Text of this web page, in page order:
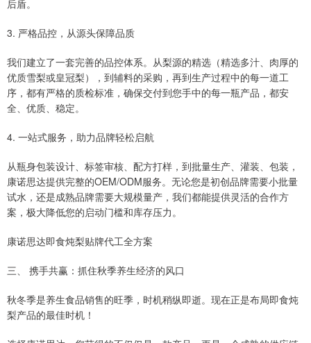
后盾。
3. 严格品控，从源头保障品质
我们建立了一套完善的品控体系。从梨源的精选（精选多汁、肉厚的
优质雪梨或皇冠梨），到辅料的采购，再到生产过程中的每一道工
序，都有严格的质检标准，确保交付到您手中的每一瓶产品，都安
全、优质、稳定。
4. 一站式服务，助力品牌轻松启航
从瓶身包装设计、标签审核、配方打样，到批量生产、灌装、包装，
康诺思达提供完整的OEM/ODM服务。无论您是初创品牌需要小批量
试水，还是成熟品牌需要大规模量产，我们都能提供灵活的合作方
案，极大降低您的启动门槛和库存压力。
康诺思达即食炖梨贴牌代工全方案
三、 携手共赢：抓住秋季养生经济的风口
秋冬季是养生食品销售的旺季，时机稍纵即逝。现在正是布局即食炖
梨产品的最佳时机！